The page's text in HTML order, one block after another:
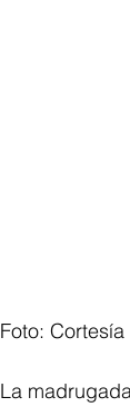
Foto: Cortesía
La